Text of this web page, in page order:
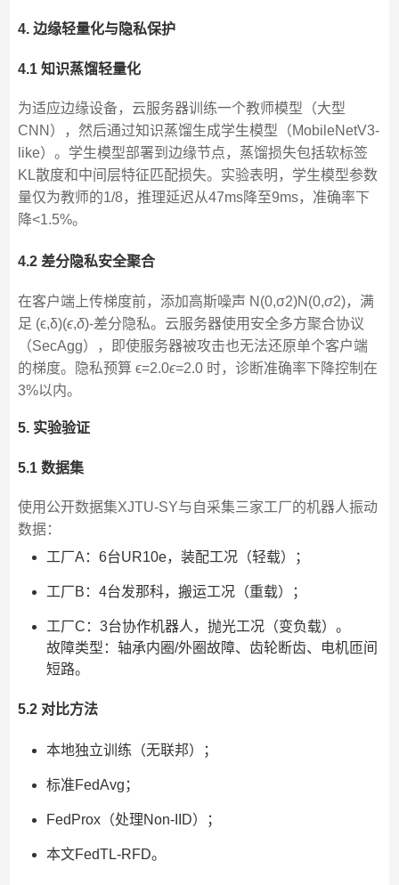
4. 边缘轻量化与隐私保护
4.1 知识蒸馏轻量化
为适应边缘设备，云服务器训练一个教师模型（大型
CNN），然后通过知识蒸馏生成学生模型（MobileNetV3-
like）。学生模型部署到边缘节点，蒸馏损失包括软标签
KL散度和中间层特征匹配损失。实验表明，学生模型参数
量仅为教师的1/8，推理延迟从47ms降至9ms，准确率下
降<1.5%。
4.2 差分隐私安全聚合
在客户端上传梯度前，添加高斯噪声 N(0,σ2)N(0,σ2)，满
足 (ϵ,δ)(ϵ,δ)-差分隐私。云服务器使用安全多方聚合协议
（SecAgg），即使服务器被攻击也无法还原单个客户端
的梯度。隐私预算 ϵ=2.0ϵ=2.0 时，诊断准确率下降控制在
3%以内。
5. 实验验证
5.1 数据集
使用公开数据集XJTU-SY与自采集三家工厂的机器人振动
数据：
工厂A：6台UR10e，装配工况（轻载）；
工厂B：4台发那科，搬运工况（重载）；
工厂C：3台协作机器人，抛光工况（变负载）。
故障类型：轴承内圈/外圈故障、齿轮断齿、电机匝间
短路。
5.2 对比方法
本地独立训练（无联邦）；
标准FedAvg；
FedProx（处理Non-IID）；
本文FedTL-RFD。